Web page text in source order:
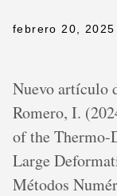
febrero 20, 2025
Nuevo artículo
Romero, I.
of the
Large
Métodos